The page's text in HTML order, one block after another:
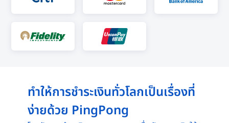
ทำให้การชำระเงินทั่วโลกเป็นเรื่องที่
ง่ายด้วย PingPong